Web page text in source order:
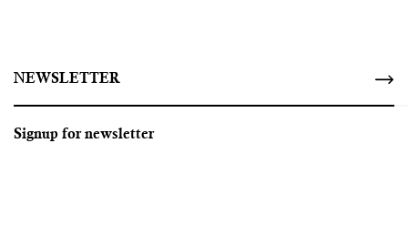
NEWSLETTER
Signup for newsletter